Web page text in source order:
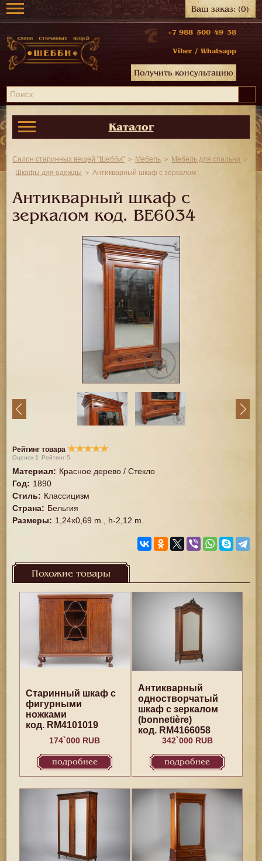
Ваш заказ:(0)
+7 988 500 49 38
Viber / Whatsapp
Получить консультацию
Каталог
Салон старинных вещей "Шебби" Мебель
Мебель для спальни
Шкафы для одежды
Антикварный шкаф с зеркалом
Антикварный шкаф с
зеркалом код. BE6034
Рейтинг товара ★★★★★
Оценок 1 Рейтинг5
Материал: Красное дерево / Стекло
Год: 1890
Стиль: Классицизм
Страна: Бельгия
Размеры: 1,24x0,69 m., h-2,12 m.
Похожие товары
Старинный шкаф с
фигурными
ножками
код. RM4101019
174`000 RUB
подробнее
Антикварный
одностворчатый
шкаф с зеркалом
(bonnetière)
код. RM4166058
342`000 RUB
подробнее